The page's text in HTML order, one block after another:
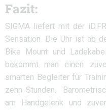
Fazit:
SIGMA liefert mit der
Sensation. Die Uhr ist ab
Bike Mount und
bekommt man einen
smarten Begleiter für
zehn Stunden.
am Handgelenk und